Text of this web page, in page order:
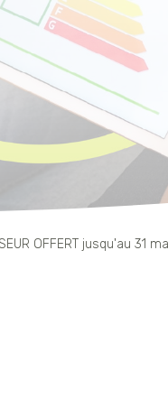
OFFERT jusqu'au 31